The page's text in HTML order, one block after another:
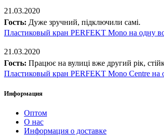
21.03.2020
Гость: Дуже зручний, підключили самі.
Пластиковый кран PERFEKT Mono на одну
21.03.2020
Гость: Працює на вулиці вже другий рік,
Пластиковый кран PERFEKT Mono Centre на
Информация
Оптом
О нас
Информация о доставке